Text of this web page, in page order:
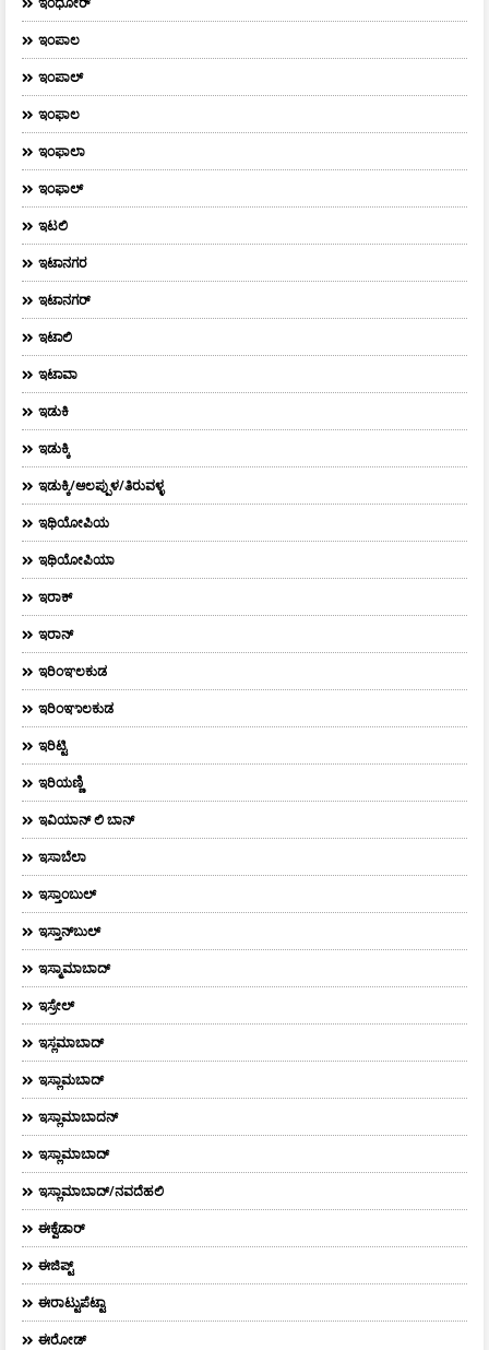
ಇಂಪಾಲ
ಇಂಪಾಲ್‌
ಇಂಫಾಲ
ಇಂಫಾಲಾ
ಇಂಫಾಲ್
ಇಟಲಿ
ಇಟಾನಗರ
ಇಟಾನಗರ್‌
ಇಟಾಲಿ
ಇಟಾವಾ
ಇಡುಕಿ
ಇಡುಕ್ಕಿ
ಇಡುಕ್ಕಿ/ಆಲಪ್ಪುಳ/ತಿರುವಳ್ಳ
ಇಥಿಯೋಪಿಯ
ಇಥಿಯೋಪಿಯಾ
ಇರಾಕ್‌
ಇರಾನ್
ಇರಿಂಞಲಕುಡ
ಇರಿಂಞಾಲಕುಡ
ಇರಿಟ್ಟಿ
ಇರಿಯಣ್ಣಿ
ಇವಿಯಾನ್‌ ಲಿ ಬಾನ್‌
ಇಸಾಬೆಲಾ
ಇಸ್ತಾಂಬುಲ್
ಇಸ್ತಾನ್‌ಬುಲ್‌
ಇಸ್ಮಾಮಾಬಾದ್
ಇಸ್ರೇಲ್
ಇಸ್ಲಮಾಬಾದ್
ಇಸ್ಲಾಮಬಾದ್
ಇಸ್ಲಾಮಾಬಾದನ್
ಇಸ್ಲಾಮಾಬಾದ್
ಇಸ್ಲಾಮಾಬಾದ್/ನವದೆಹಲಿ
ಈಕ್ವೆಡಾರ್‌
ಈಜಿಪ್ಟ್
ಈರಾಟ್ಟುಪೆಟ್ಟಾ
ಈರೋಡ್